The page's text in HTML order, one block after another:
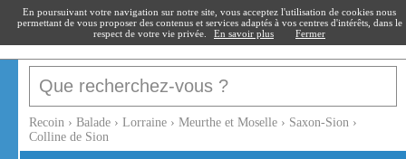
recoin.fr
Recoin › Balade › Lorraine › Meurthe et Moselle › Saxon-Sion ›
Colline de Sion
En poursuivant votre navigation sur notre site, vous acceptez l'utilisation de cookies nous
permettant de vous proposer des contenus et services adaptés à vos centres d'intérêts, dans le
respect de votre vie privée.
En savoir plus Fermer